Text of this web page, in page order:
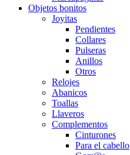
Objetos bonitos
Joyitas
Pendientes
Collares
Pulseras
Anillos
Otros
Relojes
Abanicos
Toallas
Llaveros
Complementos
Cinturones
Para el cabello